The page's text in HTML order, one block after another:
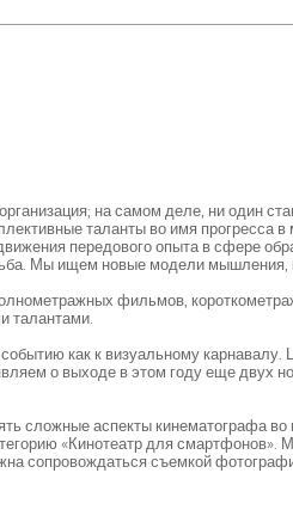
на самом деле, ни один
таланты во имя
передового опыта в сфере
Мы ищем новые модели
фильмов,
талантами.
как к визуальному
о выходе в этом году еще двух
сложные аспекты кинематографа
«Кинотеатр для
сопровождаться съемкой